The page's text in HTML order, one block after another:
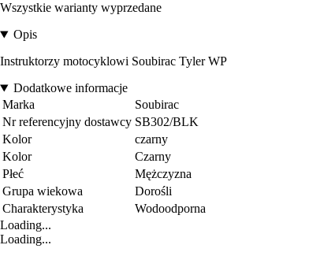
Wszystkie warianty wyprzedane
Opis
Instruktorzy motocyklowi Soubirac Tyler WP
Dodatkowe informacje
Marka
Soubirac
Nr referencyjny dostawcy SB302/BLK
Kolor
czarny
Kolor
Czarny
Płeć
Mężczyzna
Grupa wiekowa
Dorośli
Charakterystyka
Wodoodporna
Loading...
Loading...